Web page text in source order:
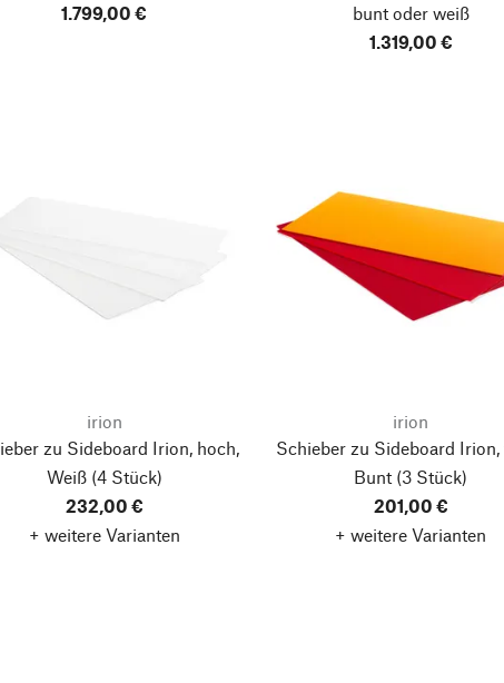
1.799,00 €
bunt oder weiß
1.319,00 €
irion
zu Sideboard Irion, hoch,
Weiß(4 Stück)
232,00 €
+ weitere Varianten
irion
Schieber zu Sideboard Irion,
Bunt (3 Stück)
201,00 €
+ weitere Varianten